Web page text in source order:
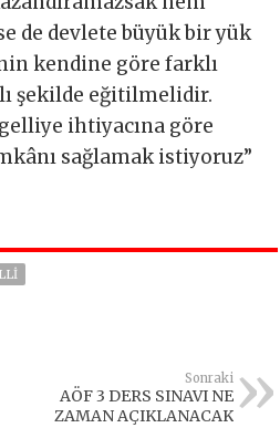
de devlete büyük bir yük
kendine göre farklı
şekilde eğitilmelidir.
ihtiyacına göre
sağlamak istiyoruz”
Sonraki
AÖF 3 DERS SINAVI NE
ZAMAN AÇIKLANACAK